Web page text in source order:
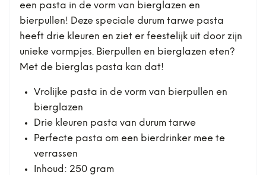
een pasta in de vorm van bierglazen en
bierpullen! Deze speciale durum tarwe pasta
heeft drie kleuren en ziet er feestelijk uit door zijn
unieke vormpjes. Bierpullen en bierglazen eten?
Met de bierglas pasta kan dat!
Vrolijke pasta in de vorm van bierpullen en
bierglazen
Drie kleuren pasta van durum tarwe
Perfecte pasta om een bierdrinker mee te
verrassen
Inhoud: 250 gram